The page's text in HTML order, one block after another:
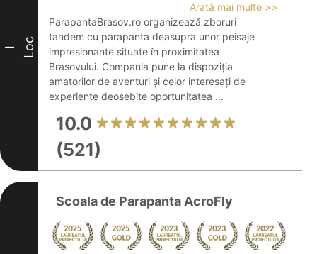
I Loc
Arată mai multe >>
ParapantaBrasov.ro organizează zboruri
tandem cu parapanta deasupra unor peisaje
impresionante situate în proximitatea
Brașovului. Compania pune la dispoziția
amatorilor de aventuri și celor interesați de
experiențe deosebite oportunitatea ...
10.0
(521)
Scoala de Parapanta AcroFly